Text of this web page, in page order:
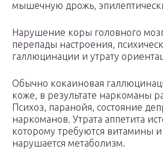
мышечную дрожь,
Нарушение коры головного
перепады настроения,
галлюцинации и утрату
Обычно кокаиновая
коже, в результате наркоманы
Психоз, паранойя, состояние
наркоманов. Утрата аппетита
которому требуются витамины
нарушается метаболизм.